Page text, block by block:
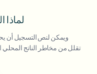
لماذا
ويمكن لنص التسجيل أن
تقلل من مخاطر الناتج المحلي